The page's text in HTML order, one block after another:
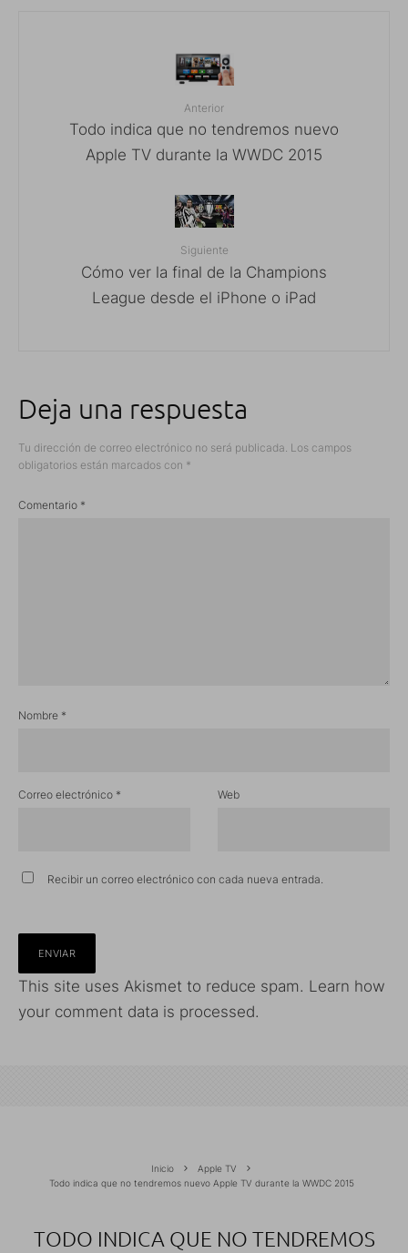
Anterior
Todo indica que no tendremos nuevo
Apple TV durante la WWDC 2015
Siguiente
Cómo ver la final de la Champions
League desde el iPhone o iPad
Deja una respuesta
Tu dirección de correo electrónico no será publicada. Los campos
obligatorios están marcados con *
Comentario *
Nombre *
Correo electrónico * Web
Recibir un correo electrónico con cada nueva entrada.
This site uses Akismet to reduce spam. Learn how
your comment data is processed.
Inicio
Apple TV
Todo indica que no tendremos nuevo Apple TV durante la WWDC 2015
TODO INDICA QUE NO TENDREMOS